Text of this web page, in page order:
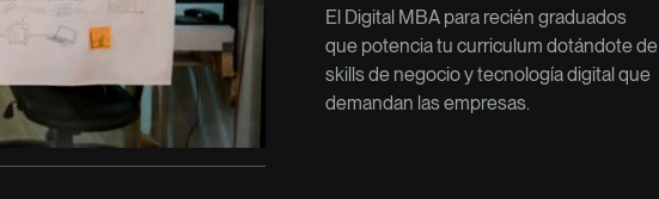
El Digital MBA para recién graduados
que potencia tu curriculum dotándote de
skills de negocio y tecnología digital que
demandan las empresas.